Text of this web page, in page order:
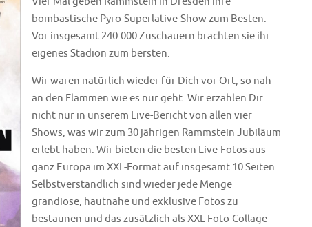
bombastische Pyro-Superlative-Show zum Besten.
Vor insgesamt 240.000 Zuschauern brachten sie ihr
eigenes Stadion zum bersten.
Wir waren natürlich wieder für Dich vor Ort, so nah
an den Flammen wie es nur geht. Wir erzählen Dir
nicht nur in unserem Live-Bericht von allen vier
Shows, was wir zum 30 jährigen Rammstein Jubiläum
erlebt haben. Wir bieten die besten Live-Fotos aus
ganz Europa im XXL-Format auf insgesamt 10 Seiten.
Selbstverständlich sind wieder jede Menge
grandiose, hautnahe und exklusive Fotos zu
bestaunen und das zusätzlich als XXL-Foto-Collage